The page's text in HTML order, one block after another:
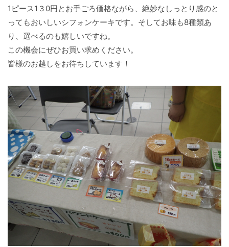
1ピース1３0円とお手ごろ価格ながら、絶妙なしっとり感のと
ってもおいしいシフォンケーキです。そしてお味も8種類あ
り、選べるのも嬉しいですね。
この機会にぜひお買い求めください。
皆様のお越しをお待ちしています！